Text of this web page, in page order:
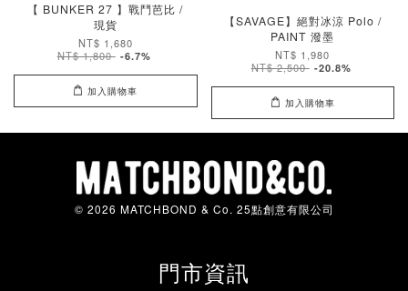
【 BUNKER 27 】戰鬥芭比 /
現貨
NT$ 1,680
NT$ 1,800 -6.7%
加入購物車
【SAVAGE】絕對冰涼 Polo /
PAINT 潑墨
NT$ 1,980
NT$ 2,500 -20.8%
加入購物車
© 2026 MATCHBOND & Co. 25點創意有限公司
門市資訊